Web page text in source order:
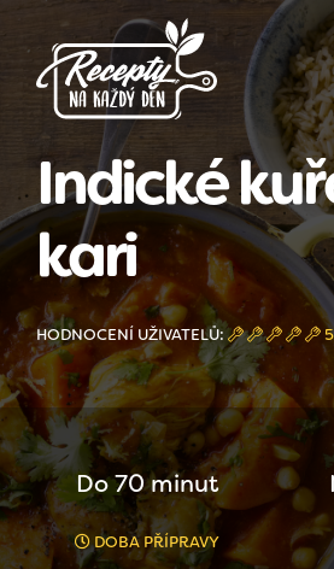
Indické
kari
HODNOCENÍ UŽIVATELŮ:
Do 70 minut
DOBA PŘÍPRAVY